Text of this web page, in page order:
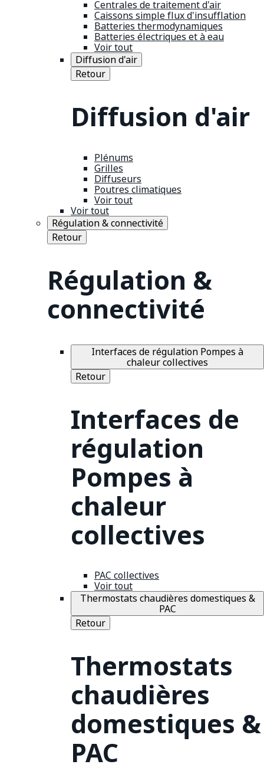
Centrales de traitement d'air
Caissons simple flux d'insufflation
Batteries thermodynamiques
Batteries électriques et à eau
Voir tout
Diffusion d'air
Retour
Diffusion d'air
Plénums
Grilles
Diffuseurs
Poutres climatiques
Voir tout
Voir tout
Régulation & connectivité
Retour
Régulation &
connectivité
Interfaces de régulation Pompes à
chaleur collectives
Retour
Interfaces de
régulation
Pompes à
chaleur
collectives
PAC collectives
Voir tout
Thermostats chaudières domestiques &
PAC
Retour
Thermostats
chaudières
domestiques &
PAC